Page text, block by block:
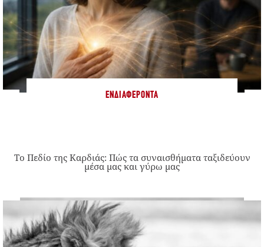
ΕΝΔΙΑΦΈΡΟΝΤΑ
Το Πεδίο της Καρδιάς: Πώς τα συναισθήματα ταξιδεύουν
μέσα μας και γύρω μας